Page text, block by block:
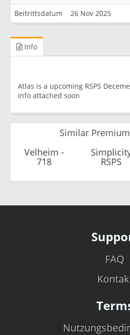
Beitrittsdatum 26 Nov 2025
Info
Atlas is a upcoming RSPS
info attached soon
Similar
Velheim -
718 RSPS
FAQ